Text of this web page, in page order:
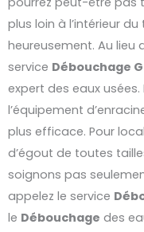
plus loin à l’intérieur
heureusement. Au lieu
service Débouchage
expert des eaux
l’équipement
plus efficace. Pour
d’égout de toutes
soignons pas
appelez le service
le Débouchage des